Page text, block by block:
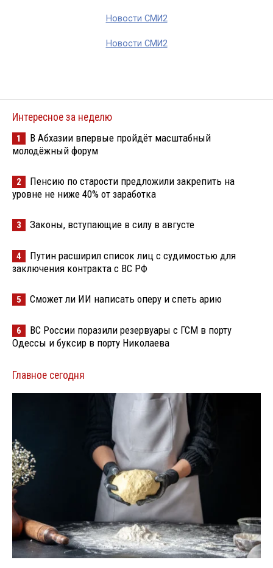
Новости СМИ2
Новости СМИ2
Интересное за неделю
1
В Абхазии впервые пройдёт масштабный
молодёжный форум
2
Пенсию по старости предложили закрепить на
уровне не ниже 40% от заработка
3 Законы, вступающие в силу в августе
4
Путин расширил список лиц с судимостью для
заключения контракта с ВС РФ
5 Сможет ли ИИ написать оперу и спеть арию
6
ВС России поразили резервуары с ГСМ в порту
Одессы и буксир в порту Николаева
Главное сегодня